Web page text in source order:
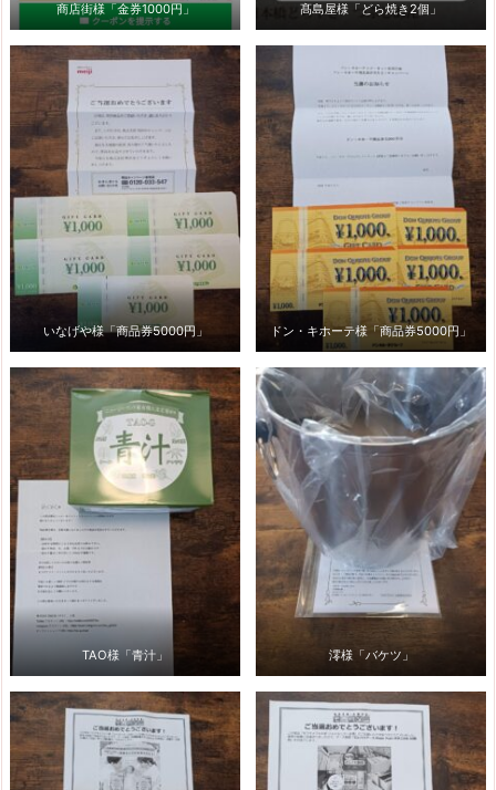
商店街様「金券1000円」 髙島屋様「どら焼き2個」
いなげや様「商品券5000円」 ドン・キホーテ様「商品券5000円」
TAO様「青汁」 澪様「バケツ」